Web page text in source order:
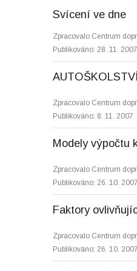
Svícení ve dne
Zpracovalo Centrum
Publikováno: 28. 11. 2007
Zpracovalo Centrum
Publikováno: 8. 11. 2007
Modely výpočtu
Zpracovalo Centrum
Publikováno: 26. 10. 2007
Faktory
Zpracovalo Centrum
Publikováno: 26. 10. 2007